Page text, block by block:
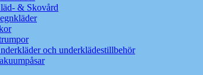
& Skovård
och underklädestillbehör